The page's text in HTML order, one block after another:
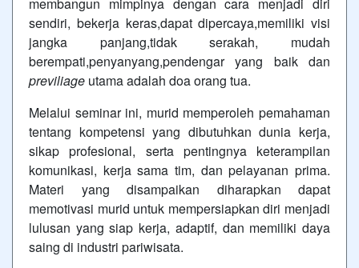
sendiri, bekerja keras,dapat dipercaya,memiliki visi
jangka panjang,tidak serakah, mudah
berempati,penyanyang,pendengar yang baik dan
previliage utama adalah doa orang tua.
Melalui seminar ini, murid memperoleh pemahaman
tentang kompetensi yang dibutuhkan dunia kerja,
sikap profesional, serta pentingnya keterampilan
komunikasi, kerja sama tim, dan pelayanan prima.
Materi yang disampaikan diharapkan dapat
memotivasi murid untuk mempersiapkan diri menjadi
lulusan yang siap kerja, adaptif, dan memiliki daya
saing di industri pariwisata.